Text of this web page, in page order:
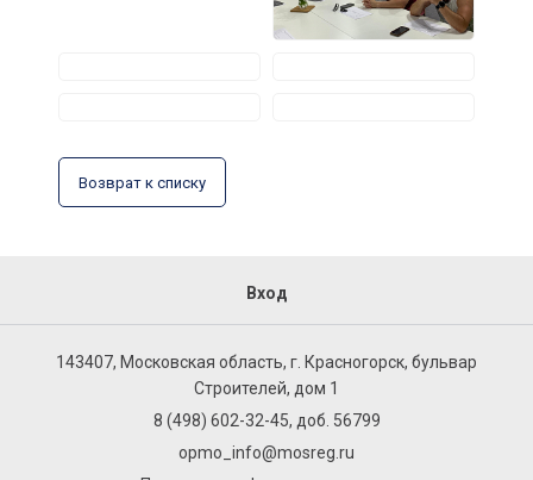
Возврат к списку
Вход
143407, Московская область, г. Красногорск, бульвар
Строителей, дом 1
8 (498) 602-32-45, доб. 56799
opmo_info@mosreg.ru